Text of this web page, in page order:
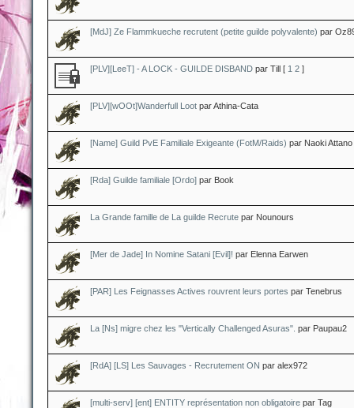
[MdJ] Ze Flammkueche recrutent (petite guilde polyvalente) par
[PLV][LeeT] - A LOCK - GUILDE DISBAND par Till [ 1 2 ]
[PLV][wOOt]Wanderfull Loot par Athina-Cata
[Name] Guild PvE Familiale Exigeante (FotM/Raids) par Naoki Attano
[Rda] Guilde familiale [Ordo] par Book
La Grande famille de La guilde Recrute par Nounours
[Mer de Jade] In Nomine Satani [Evil]! par Elenna Earwen
[PAR] Les Feignasses Actives rouvrent leurs portes par Tenebrus
La [Ns] migre chez les "Vertically Challenged Asuras". par Paupau2
[RdA] [LS] Les Sauvages - Recrutement ON par alex972
[multi-serv] [ent] ENTITY représentation non obligatoire par Tag